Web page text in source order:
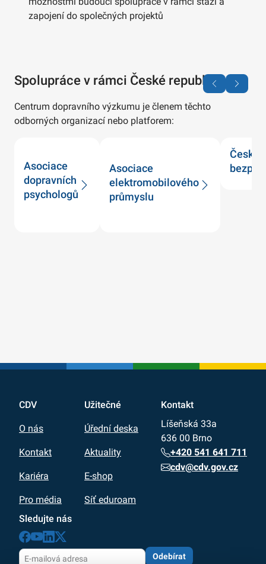
zapojení do společných projektů
Spolupráce v rámci České republiky
Centrum dopravního výzkumu je členem těchto
odborných organizací nebo platforem:
Asociace
dopravních
psychologů
Asociace
elektromobilového
průmyslu
Česká
CDV
O nás
Kontakt
Kariéra
Pro média
Užitečné
Úřední deska
Aktuality
E-shop
Síť eduroam
Kontakt
Líšeňská 33a
636 00 Brno
+420 541 641 711
cdv@cdv.gov.cz
Sledujte nás
Odebírat